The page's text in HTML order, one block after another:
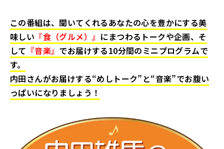
この番組は、聞いてくれるあなたの心を豊かにする美
味しい 『食（グルメ）』 にまつわるトークや企画、そ
して 『音楽』 でお届けする10分間のミニプログラムで
す。
内田さんがお届けする“めしトーク”と“音楽”でお腹い
っぱいになりましょう！